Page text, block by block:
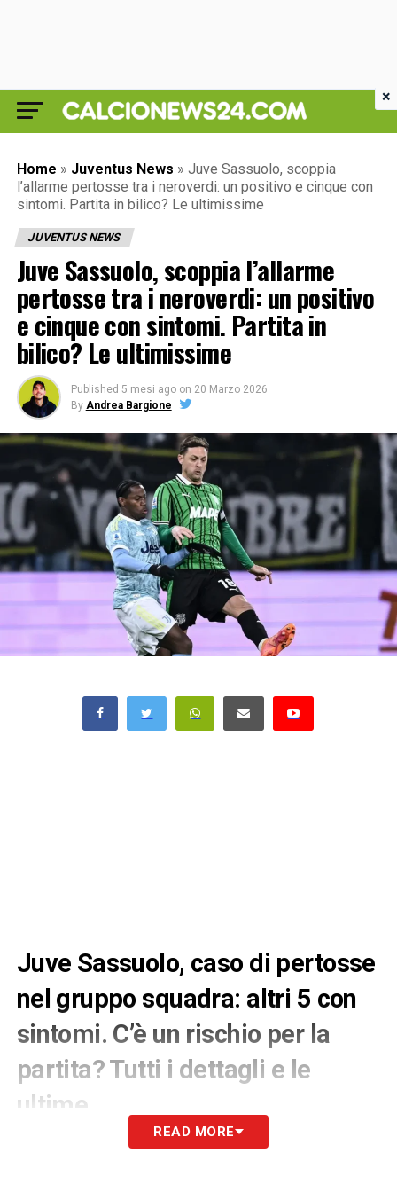
Home » Juventus News » Juve Sassuolo, scoppia
l’allarme pertosse tra i neroverdi: un positivo e cinque con
sintomi. Partita in bilico? Le ultimissime
JUVENTUS NEWS
Juve Sassuolo, scoppia l’allarme
pertosse tra i neroverdi: un positivo
e cinque con sintomi. Partita in
bilico? Le ultimissime
Published 5 mesi ago on 20 Marzo 2026
By Andrea Bargione
Juve Sassuolo, caso di pertosse
nel gruppo squadra: altri 5 con
sintomi. C’è un rischio per la
partita? Tutti i dettagli e le
ultime
Il club neroverde, attraverso un
READ MORE
×